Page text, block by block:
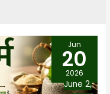
Jun
20
2026
June 2,